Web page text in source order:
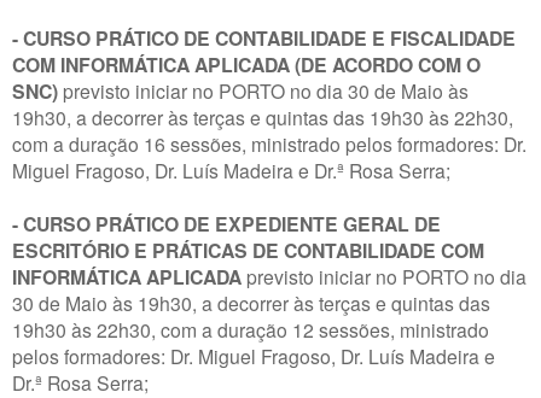
- CURSO PRÁTICO DE CONTABILIDADE E FISCALIDADE
COM INFORMÁTICA APLICADA (DE ACORDO COM O
SNC) previsto iniciar no PORTO no dia 30 de Maio às
19h30, a decorrer às terças e quintas das 19h30 às 22h30,
com a duração 16 sessões, ministrado pelos formadores: Dr.
Miguel Fragoso, Dr. Luís Madeira e Dr.ª Rosa Serra;
- CURSO PRÁTICO DE EXPEDIENTE GERAL DE
ESCRITÓRIO E PRÁTICAS DE CONTABILIDADE COM
INFORMÁTICA APLICADA previsto iniciar no PORTO no dia
30 de Maio às 19h30, a decorrer às terças e quintas das
19h30 às 22h30, com a duração 12 sessões, ministrado
pelos formadores: Dr. Miguel Fragoso, Dr. Luís Madeira e
Dr.ª Rosa Serra;